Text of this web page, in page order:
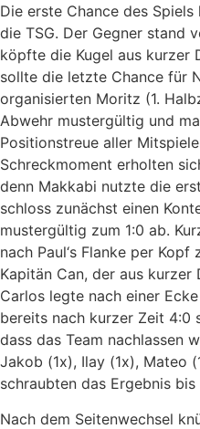
Die erste Chance des
die TSG. Der Gegner stand
köpfte die Kugel aus kurzer
sollte die letzte Chance für
organisierten Moritz (1.
Abwehr mustergültig und
Positionstreue aller
Schreckmoment erholten
denn Makkabi nutzte die
schloss zunächst einen
mustergültig zum 1:0 ab.
nach Paul‘s Flanke per
Kapitän Can, der aus
Carlos legte nach einer
bereits nach kurzer Zeit 4:0
dass das Team nachlassen
Jakob (1x), Ilay (1x), Mateo
schraubten das Ergebnis bis
Nach dem Seitenwechsel